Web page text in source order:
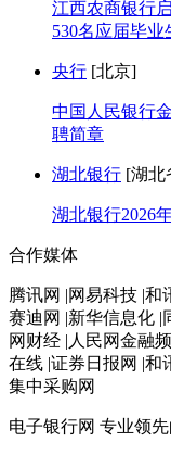
江西农商银行
530名应届毕业
央行 [北京]
中国人民银行
聘简章
湖北银行 [湖北
湖北银行2026
合作媒体
腾讯网 |网易科技 |和
赛迪网 |新华信息化 |
网财经 |人民网金融
在线 |证券日报网 |和
集中采购网
电子银行网 专业领